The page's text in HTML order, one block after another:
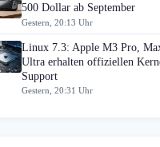
500 Dollar ab September
Gestern, 20:13 Uhr
Linux 7.3: Apple M3 Pro,
Ultra erhalten offiziellen
Support
Gestern, 20:31 Uhr